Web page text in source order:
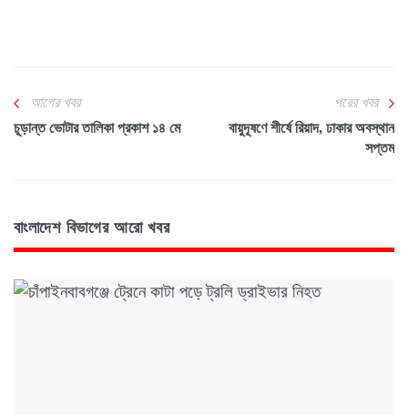
আগের খবর
চূড়ান্ত ভোটার তালিকা প্রকাশ ১৪ মে
পরের খবর
বায়ুদূষণে শীর্ষে রিয়াদ, ঢাকার অবস্থান
সপ্তম
বাংলাদেশ বিভাগের আরো খবর